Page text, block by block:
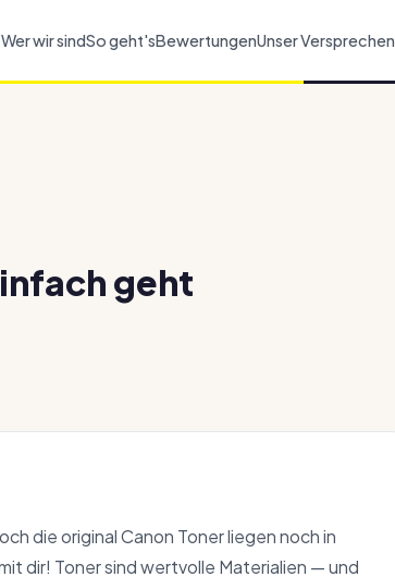
Wer wir sindSo geht'sBewertungenUnser Versprechen
geht
die original Canon Toner liegen noch in
dir! Toner sind wertvolle Materialien — und